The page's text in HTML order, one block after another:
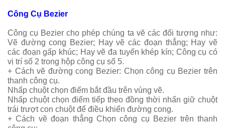
Công Cụ Bezier
Công cụ Bezier cho phép chúng ta vẽ các đối tượng như:
Vẽ đường cong Bezier; Hay vẽ các đoạn thẳng; Hay vẽ
các đoạn gấp khúc; Hay vẽ đa tuyến khép kín; Công cụ có
vị trí số 2 trong hộp công cụ số 5.
+ Cách vẽ đường cong Bezier: Chọn công cụ Bezier trên
thanh công cụ.
Nhấp chuột chọn điểm bắt đầu trên vùng vẽ.
Nhấp chuột chọn điểm tiếp theo đồng thời nhấn giữ chuột
trái trượt con chuột để điều khiển đường cong.
+ Cách vẽ đoạn thẳng Chọn công cụ Bezier trên thanh